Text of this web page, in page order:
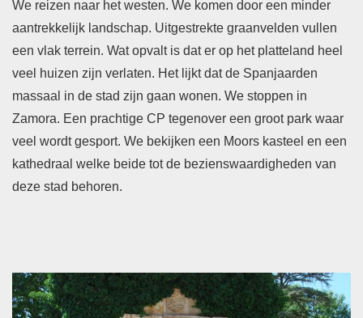
We reizen naar het westen. We komen door een minder
aantrekkelijk landschap. Uitgestrekte graanvelden vullen
een vlak terrein. Wat opvalt is dat er op het platteland heel
veel huizen zijn verlaten. Het lijkt dat de Spanjaarden
massaal in de stad zijn gaan wonen. We stoppen in
Zamora. Een prachtige CP tegenover een groot park waar
veel wordt gesport. We bekijken een Moors kasteel en een
kathedraal welke beide tot de bezienswaardigheden van
deze stad behoren.